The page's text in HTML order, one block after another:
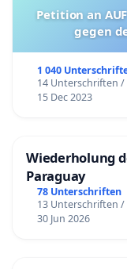
Petition an
gegen
1 040
14 Unterschriften /
15 Dec 2023
Wiederholung
Paraguay
78 Unterschriften
13 Unterschriften /
30 Jun 2026